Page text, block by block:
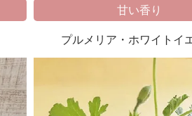
甘い香り
プルメリア・ホワイトイ